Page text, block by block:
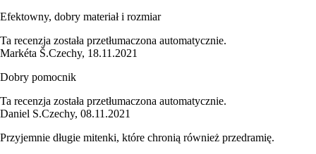
Efektowny, dobry materiał i rozmiar
Ta recenzja została przetłumaczona automatycznie.
Markéta Š.Czechy, 18.11.2021
Dobry pomocnik
Ta recenzja została przetłumaczona automatycznie.
Daniel S.Czechy, 08.11.2021
Przyjemnie długie mitenki, które chronią również przedramię.